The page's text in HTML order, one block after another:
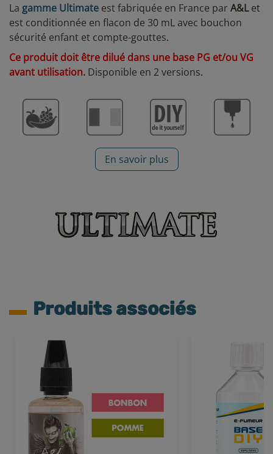
La gamme Ultimate est fabriquée en France par A&Let
est conditionnée en flacon de 30 mL avec bouchon
sécurité enfant et compte-gouttes.
Ce produit doit être dilué dans une base PG et/ou VG
avant utilisation. Disponible en 2 versions.
En savoir plus
Produits associés